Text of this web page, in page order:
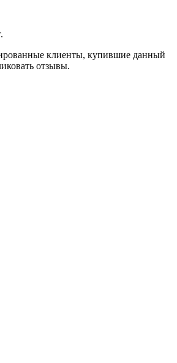
клиенты, купившие данный
отзывы.